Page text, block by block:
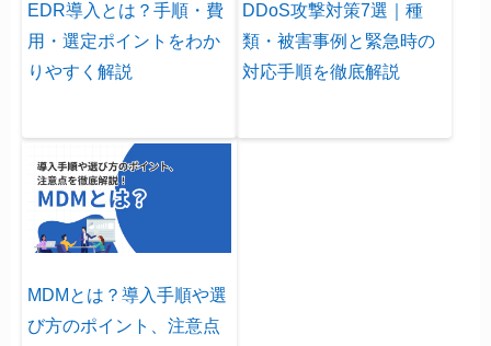
EDR導入とは？手順・費
用・選定ポイントをわか
りやすく解説
DDoS攻撃対策7選｜種
類・被害事例と緊急時の
対応手順を徹底解説
MDMとは？導入手順や選
び方のポイント、注意点